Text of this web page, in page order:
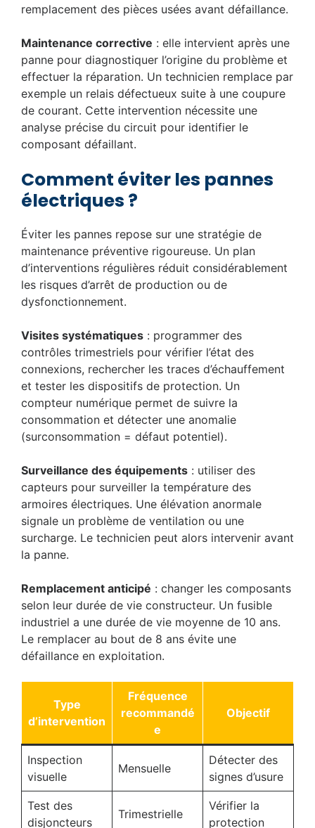
remplacement des pièces usées avant défaillance.
Maintenance corrective : elle intervient après une
panne pour diagnostiquer l’origine du problème et
effectuer la réparation. Un technicien remplace par
exemple un relais défectueux suite à une coupure
de courant. Cette intervention nécessite une
analyse précise du circuit pour identifier le
composant défaillant.
Comment éviter les pannes
électriques ?
Éviter les pannes repose sur une stratégie de
maintenance préventive rigoureuse. Un plan
d’interventions régulières réduit considérablement
les risques d’arrêt de production ou de
dysfonctionnement.
Visites systématiques : programmer des
contrôles trimestriels pour vérifier l’état des
connexions, rechercher les traces d’échauffement
et tester les dispositifs de protection. Un
compteur numérique permet de suivre la
consommation et détecter une anomalie
(surconsommation = défaut potentiel).
Surveillance des équipements : utiliser des
capteurs pour surveiller la température des
armoires électriques. Une élévation anormale
signale un problème de ventilation ou une
surcharge. Le technicien peut alors intervenir avant
la panne.
Remplacement anticipé : changer les composants
selon leur durée de vie constructeur. Un fusible
industriel a une durée de vie moyenne de 10 ans.
Le remplacer au bout de 8 ans évite une
défaillance en exploitation.
Type
d’intervention
Fréquence
recommandé
e
Objectif
Inspection
visuelle
Mensuelle
Détecter des
signes d’usure
Test des
disjoncteurs
Trimestrielle
Vérifier la
protection